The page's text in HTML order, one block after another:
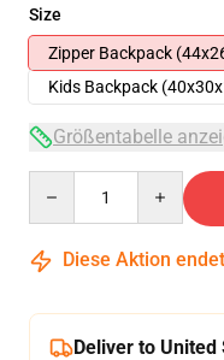
Size
Zipper Backpack
Kids Backpack
Größentabelle
Diese Aktion
Deliver to United